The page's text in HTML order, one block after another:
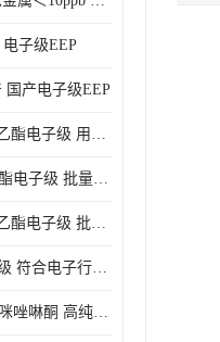
子级EEP
国产电子级EEP
3-乙氧基丙酸乙酯电子级 用于剥离液 国产
乙氧基丙酸乙酯电子级 批量供应 电子级
3-乙氧基丙酸乙酯电子级 批量供应
DMI溶剂电子级 符合电子行业要求
电子级二甲基咪唑啉酮 高纯度 用于光阻